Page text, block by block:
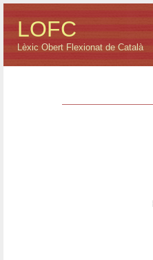
LOFC
Lèxic Obert Flexionat de Català